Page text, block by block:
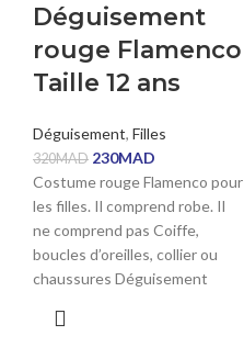
Déguisement
rouge Flamenco
Taille 12 ans
Déguisement, Filles
320MAD 230MAD
Costume rouge Flamenco pour
les filles. Il comprend robe. Il
ne comprend pas Coiffe,
boucles d’oreilles, collier ou
chaussures Déguisement